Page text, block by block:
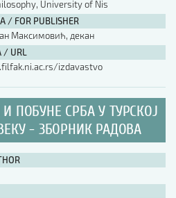
University of Nis
FOR PUBLISHER
Максимовић, декан
/ URL
izdavastvo
ПОБУНЕ СРБА У ТУРСКОЈ
- ЗБОРНИК РАДОВА